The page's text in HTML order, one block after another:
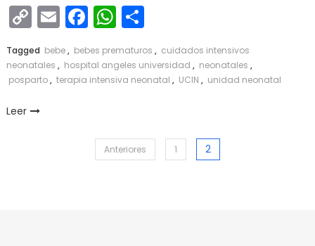
Copy
Link
EmailFacebook
WhatsApp
Compartir
Tagged bebe, bebes prematuros , cuidados intensivos
neonatales , hospital angeles universidad , neonatales ,
posparto, terapia intensiva neonatal , UCIN , unidad neonatal
Leer
Anteriores 1 2